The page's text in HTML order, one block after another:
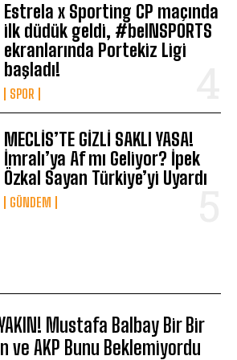
Estrela x Sporting CP maçında
ilk düdük geldi, #beINSPORTS
ekranlarında Portekiz Ligi
başladı!
SPOR
MECLİS’TE GİZLİ SAKLI YASA!
İmralı’ya Af mı Geliyor? İpek
Özkal Sayan Türkiye’yi Uyardı
GÜNDEM
YAKIN! Mustafa Balbay Bir Bir
ve AKP Bunu Beklemiyordu